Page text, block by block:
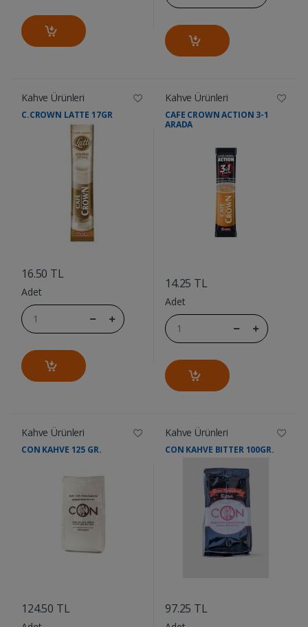
Kahve Ürünleri
C.CROWN LATTE 17GR
16.50 TL
Adet
Kahve Ürünleri
CAFE CROWN ACTION 3-1
ARADA
14.25 TL
Adet
Kahve Ürünleri
CON KAHVE 125 GR.
124.50 TL
Kahve Ürünleri
CON KAHVE BITTER 100GR.
97.25 TL